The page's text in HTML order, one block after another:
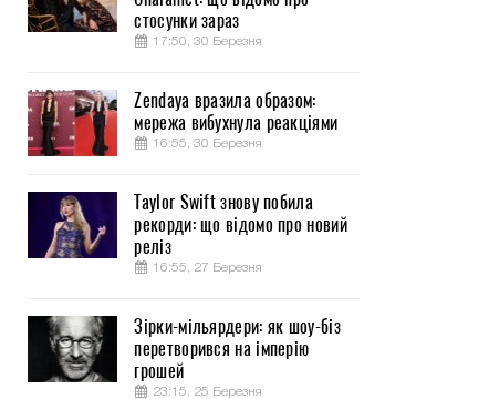
стосунки зараз
17:50, 30 Березня
Zendaya вразила образом:
мережа вибухнула реакціями
16:55, 30 Березня
Taylor Swift знову побила
рекорди: що відомо про новий
реліз
16:55, 27 Березня
Зірки-мільярдери: як шоу-біз
перетворився на імперію
грошей
23:15, 25 Березня